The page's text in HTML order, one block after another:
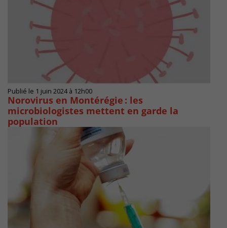
Publié le 1 juin 2024 à 12h00
Norovirus en Montérégie : les
microbiologistes mettent en garde la
population